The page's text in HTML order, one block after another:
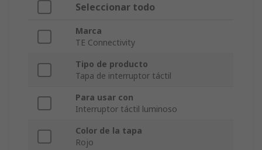
Seleccionar todo
Marca
TE Connectivity
Tipo de producto
Tapa de interruptor táctil
Para usar con
Interruptor táctil luminoso
Color de la tapa
Rojo